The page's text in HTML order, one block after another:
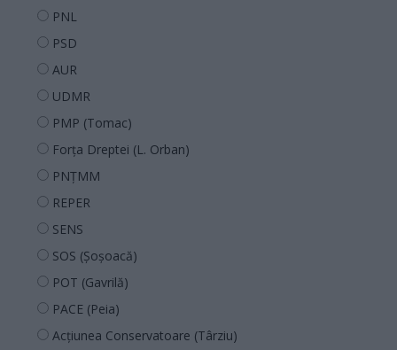
PNL
PSD
AUR
UDMR
PMP (Tomac)
Forța Dreptei (L. Orban)
PNȚMM
REPER
SENS
SOS (Șoșoacă)
POT (Gavrilă)
PACE (Peia)
Acțiunea Conservatoare (Târziu)